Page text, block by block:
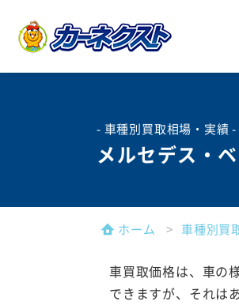
- 車種別買取相場・実績 -
メルセデス・
ホーム 車種別買
車買取価格は、車の
できますが、それは